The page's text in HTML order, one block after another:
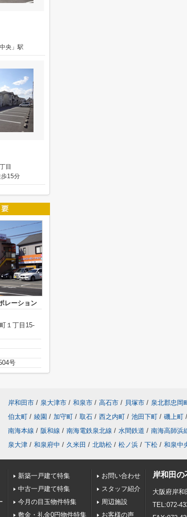
央」駅
目
歩15分
レーション
１丁目15-
号
岸和田市 / 泉大津市 / 和泉市 / 高石市 / 貝塚市 / 泉北郡忠岡
伯太町 / 綾園 / 加守町 / 取石 / 西之内町 / 池田下町 / 磯上町 /
南海本線 / 阪和線 / 南海電鉄泉北線 / 水間鉄道 / 南海高師浜
泉大津 / 和泉府中 / 久米田 / 北助松 / 松ノ浜 / 下松 / 和泉中
新築一戸建て特集
中古一戸建て特集
今月の目玉物件特集
敷金・礼金0円物件特集
お問い合わせ
スタッフ紹介
周辺施設
お客様の声
岸和田
大阪府岸和
TEL:072-